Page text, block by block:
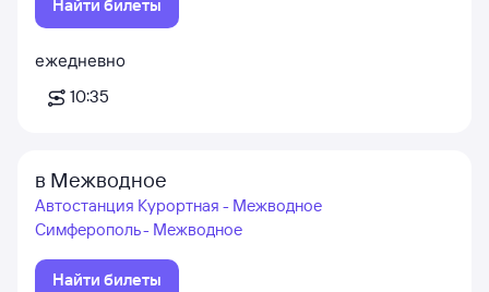
Найти билеты
ежедневно
10:35
в Межводное
Автостанция Курортная - Межводное
Симферополь - Межводное
Найти билеты